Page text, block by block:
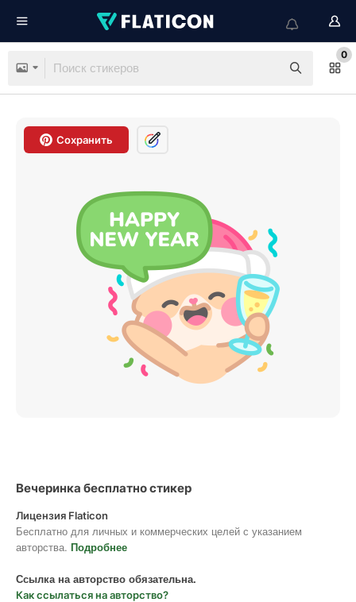
0
Сохранить
Вечеринка бесплатно стикер
Лицензия Flaticon
Бесплатно для личных и коммерческих целей с указанием
авторства. Подробнее
Ссылка на авторство обязательна.
Как ссылаться на авторство?